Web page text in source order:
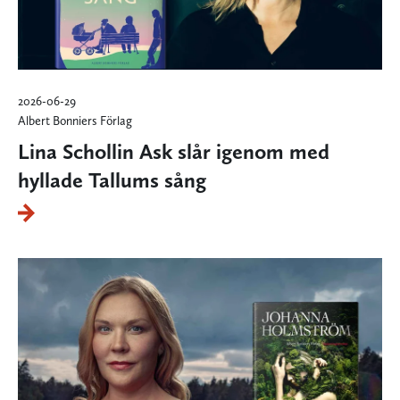
2026-06-29
Albert Bonniers Förlag
Lina Schollin Ask slår igenom med
hyllade Tallums sång